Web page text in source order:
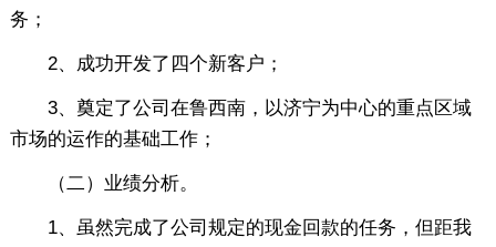
务；
2、成功开发了四个新客户；
3、奠定了公司在鲁西南，以济宁为中心的重点区域
市场的运作的基础工作；
（二）业绩分析。
1、虽然完成了公司规定的现金回款的任务，但距我